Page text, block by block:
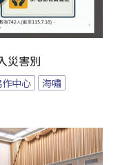
災害別
中心
海嘯